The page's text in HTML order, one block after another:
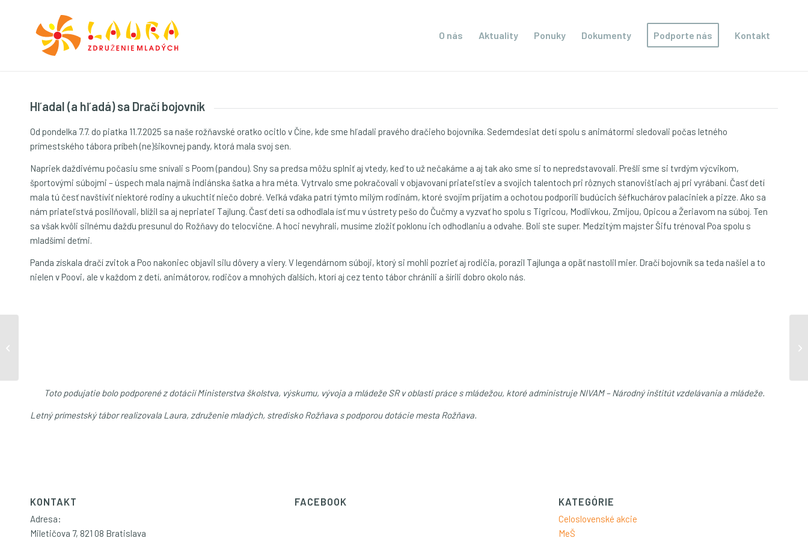
O nás Aktuality Ponuky Dokumenty Podporte nás Kontakt
Hľadal (a hľadá) sa Dračí bojovník
Od pondelka 7.7. do piatka 11.7.2025 sa naše rožňavské oratko ocitlo v Číne, kde sme hľadali pravého dračieho bojovníka. Sedemdesiat detí spolu s animátormi sledovali počas letného
prímestského tábora príbeh (ne)šikovnej pandy, ktorá mala svoj sen.
Napriek daždivému počasiu sme snívali s Poom (pandou). Sny sa predsa môžu splniť aj vtedy, keď to už nečakáme a aj tak ako sme si to nepredstavovali. Prešli sme si tvrdým výcvikom,
športovými súbojmi – úspech mala najmä indiánska šatka a hra méta. Vytrvalo sme pokračovali v objavovaní priateľstiev a svojich talentoch pri rôznych stanovištiach aj pri vyrábaní. Časť detí
mala tú česť navštíviť niektoré rodiny a ukuchtiť niečo dobré. Veľká vďaka patrí týmto milým rodinám, ktoré svojim prijatím a ochotou podporili budúcich šéfkuchárov palaciniek a pizze. Ako sa
nám priateľstvá posilňovali, blížil sa aj nepriateľ Tajlung. Časť detí sa odhodlala ísť mu v ústrety pešo do Čučmy a vyzvať ho spolu s Tigricou, Modlivkou, Zmijou, Opicou a Žeriavom na súboj. Ten
sa však kvôli silnému dažďu presunul do Rožňavy do telocvične. A hoci nevyhrali, musíme zložiť poklonu ich odhodlaniu a odvahe. Boli ste super. Medzitým majster Šifu trénoval Poa spolu s
mladšími deťmi.
Panda získala dračí zvitok a Poo nakoniec objavil silu dôvery a viery. V legendárnom súboji, ktorý si mohli pozrieť aj rodičia, porazil Tajlunga a opäť nastolil mier. Dračí bojovník sa teda našiel a to
nielen v Poovi, ale v každom z detí, animátorov, rodičov a mnohých ďalších, ktorí aj cez tento tábor chránili a šírili dobro okolo nás.
Toto podujatie bolo podporené z dotácií Ministerstva školstva, výskumu, vývoja a mládeže SR v oblasti práce s mládežou, ktoré administruje NIVAM – Národný inštitút vzdelávania a mládeže.
Letný prímestský tábor realizovala Laura, združenie mladých, stredisko Rožňava s podporou dotácie mesta Rožňava.
KONTAKT
Adresa:
Miletičova 7, 821 08 Bratislava
FACEBOOK KATEGÓRIE
Celoslovenské akcie
MeŠ